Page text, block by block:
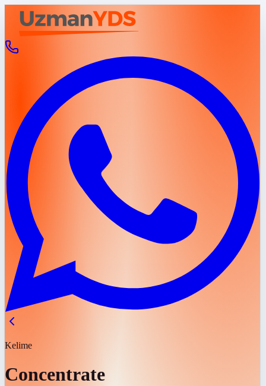
Kelime
Concentrate